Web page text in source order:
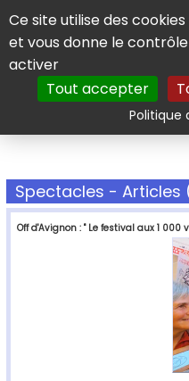
Panneau de gestion des
Ce site utilise des cookies
et vous donne le
activer
Tout accepter
Politique
Spectacles - Articles
Off d'Avignon : " Le festival aux 1 000